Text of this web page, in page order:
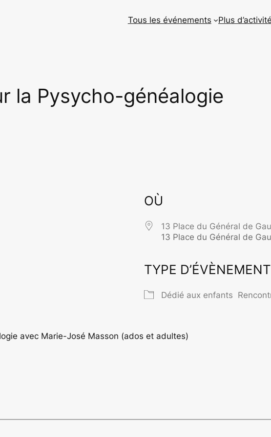
Tous les événements Plus
la Pysycho-généalogie
OÙ
13 Place du Général de
13 Place du Général de
TYPE D’ÉVÈNEMENT
Dédié aux enfants
avec Marie-José Masson (ados et adultes)